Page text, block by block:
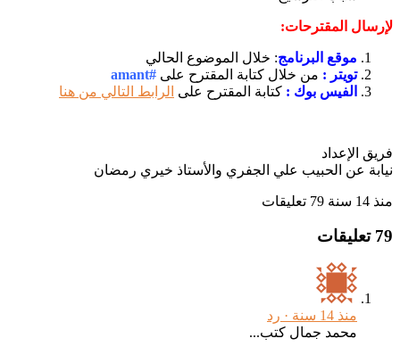
المقترحات:
موقع البرنامج: خلال الموضوع الحالي
تويتر :من خلال كتابة المقترح على #amant
الفيس بوك : كتابة المقترح على الرابط التالي من هنا
عن الحبيب علي الجفري والأستاذ خيري رمضان
79 تعليقات
رد
محمد جمال كتب...